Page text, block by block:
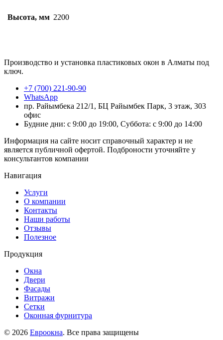
Высота, мм 2200
Производство и установка пластиковых окон в Алматы под
ключ.
+7 (700) 221-90-90
WhatsApp
пр. Райымбека 212/1, БЦ Райымбек Парк, 3 этаж, 303
офис
Будние дни: с 9:00 до 19:00, Суббота: с 9:00 до 14:00
Информация на сайте носит справочный характер и не
является публичной офертой. Подброности уточняйте у
консультантов компании
Навигация
Услуги
О компании
Контакты
Наши работы
Отзывы
Полезное
Продукция
Окна
Двери
Фасады
Витражи
Сетки
Оконная фурнитура
© 2026 Евроокна. Все права защищены